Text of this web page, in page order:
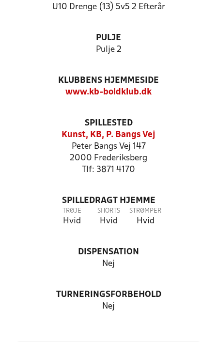
U10 Drenge (13) 5v5 2 Efterår
PULJE
Pulje 2
KLUBBENS HJEMMESIDE
www.kb-boldklub.dk
SPILLESTED
Kunst, KB, P. Bangs Vej
Peter Bangs Vej 147
2000 Frederiksberg
Tlf: 3871 4170
SPILLEDRAGT HJEMME
TRØJE
Hvid
SHORTS
Hvid
STRØMPER
Hvid
DISPENSATION
Nej
TURNERINGSFORBEHOLD
Nej